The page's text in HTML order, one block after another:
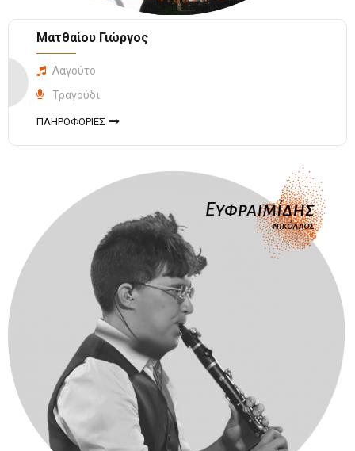
Ματθαίου Γιώργος
Λαγούτο
Τραγούδι
ΠΛΗΡΟΦΟΡΙΕΣ